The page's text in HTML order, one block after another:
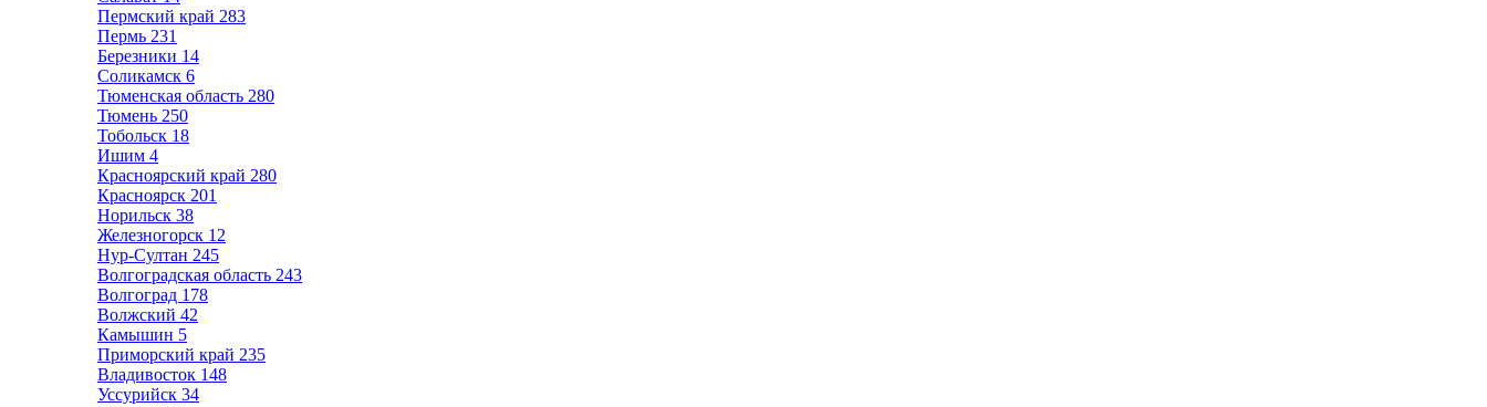
Пермский край 283
Пермь 231
Березники 14
Соликамск 6
Тюменская область 280
Тюмень 250
Тобольск 18
Ишим 4
Красноярский край 280
Красноярск 201
Норильск 38
Железногорск 12
Нур-Султан 245
Волгоградская область 243
Волгоград 178
Волжский 42
Камышин 5
Приморский край 235
Владивосток 148
Уссурийск 34